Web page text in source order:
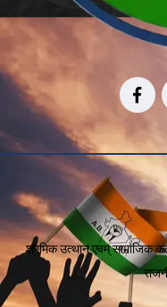
श्रमिक उत्थान एवम् सामाजिक